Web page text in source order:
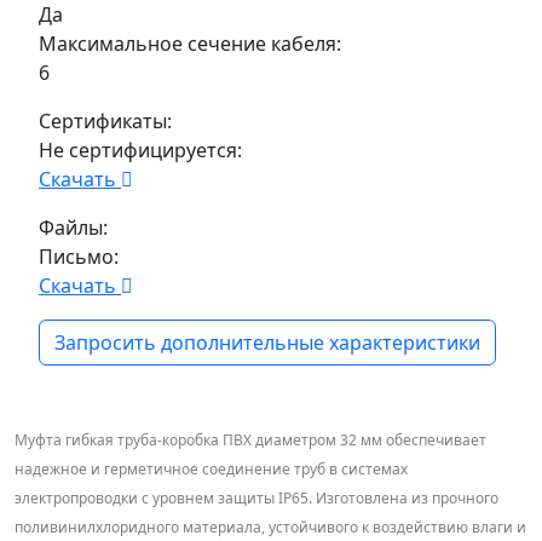
Да
Максимальное сечение кабеля:
6
Сертификаты:
Не сертифицируется:
Скачать
Файлы:
Письмо:
Скачать
Запросить дополнительные характеристики
Муфта гибкая труба-коробка ПВХ диаметром 32 мм обеспечивает
надежное и герметичное соединение труб в системах
электропроводки с уровнем защиты IP65. Изготовлена из прочного
поливинилхлоридного материала, устойчивого к воздействию влаги и